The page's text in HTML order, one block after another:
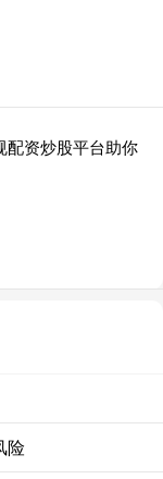
配资炒股平台助你
险